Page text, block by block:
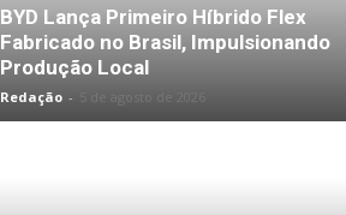
BYD Lança Primeiro Híbrido Flex
Fabricado no Brasil, Impulsionando
Produção Local
Redação -